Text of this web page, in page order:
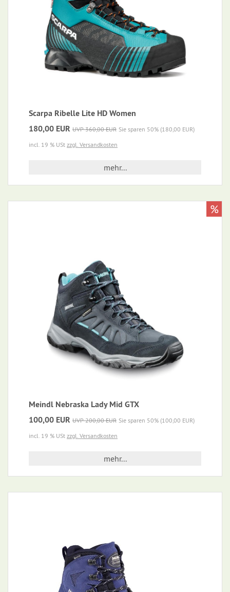
Scarpa Ribelle Lite HD Women
180,00 EUR UVP 360,00 EUR Sie sparen 50% (180,00 EUR)
incl. 19 % USt zzgl. Versandkosten
mehr...
Meindl Nebraska Lady Mid GTX
100,00 EUR UVP 200,00 EUR Sie sparen 50% (100,00 EUR)
incl. 19 % USt zzgl. Versandkosten
mehr...
%